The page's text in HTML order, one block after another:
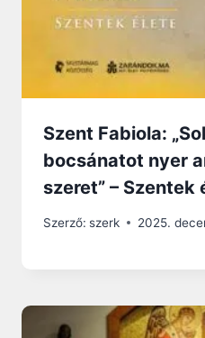
Szent Fabiola:
bocsánatot nyer
szeret” – Szentek
Szerző: szerk 2025.